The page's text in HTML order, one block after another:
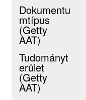
Dokumentu
mtípus
(Getty
AAT)
Tudományt
erület
(Getty
AAT)